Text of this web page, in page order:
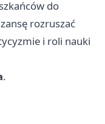
do
rozruszać
i roli nauki
.